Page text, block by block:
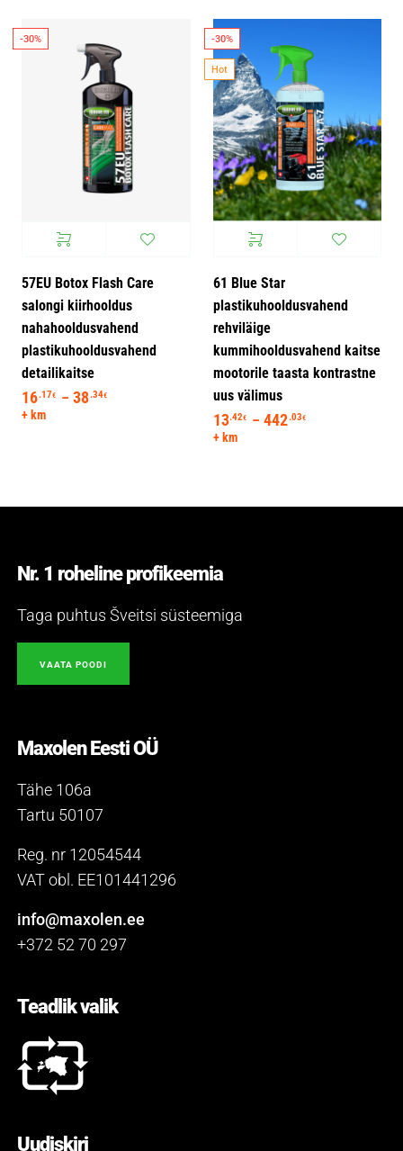
-30%
57EU Botox Flash Care
salongi kiirhooldus
nahahooldusvahend
plastikuhooldusvahend
detailikaitse
16.17€ – 38.34€ Hinnavahemik: 16.17€ kuni 38.34€
+ km
-30%
Hot
61 Blue Star
plastikuhooldusvahend
rehviläige
kummihooldusvahend kaitse
mootorile taasta kontrastne
uus välimus
13.42€ – 442.03€
+ km
Nr. 1 roheline profikeemia
Taga puhtus Šveitsi süsteemiga
VAATA POODI
Maxolen Eesti OÜ
Tähe 106a
Tartu 50107
Reg. nr 12054544
VAT obl. EE101441296
info@maxolen.ee
+372 52 70 297
Teadlik valik
Uudiskiri